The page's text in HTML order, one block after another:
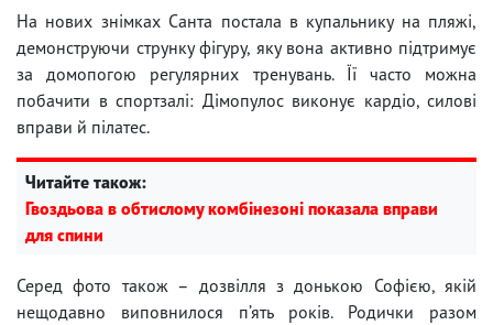
На нових знімках Санта постала в купальнику на пляжі,
демонструючи струнку фігуру, яку вона активно підтримує
за домопогою регулярних тренувань. Її часто можна
побачити в спортзалі: Дімопулос виконує кардіо, силові
вправи й пілатес.
Читайте також:
Гвоздьова в обтислому комбінезоні показала вправи
для спини
Серед фото також – дозвілля з донькою Софією, якій
нещодавно виповнилося п’ять років. Родички разом